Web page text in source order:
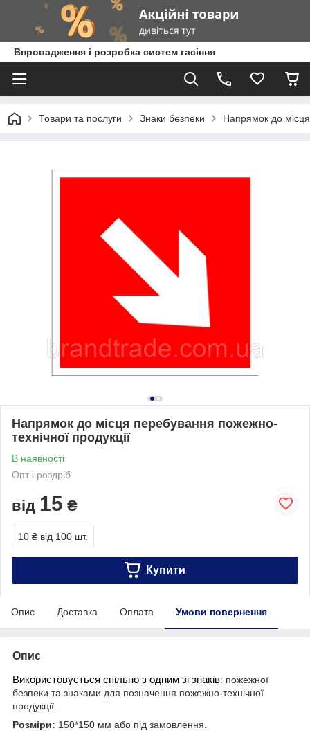
Впровадження і розробка систем гасіння
Товари та послуги Знаки безпеки Напрямок до місця
Напрямок до місця перебування пожежно-
технічної продукції
В наявності
Опт і роздріб
від 15 ₴
10 ₴ від 100 шт.
Купити
Опис Доставка Оплата Умови повернення
Опис
Використовується спільно з одним зі знаків: пожежної
безпеки та знаками для позначення пожежно-технічної
продукції.
Розміри: 150*150 мм або під замовлення.